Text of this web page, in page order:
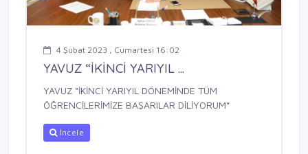
4 Şubat 2023 , Cumartesi 16:02
YAVUZ “İKİNCİ YARIYIL ...
YAVUZ “İKİNCİ YARIYIL DÖNEMİNDE TÜM
ÖĞRENCİLERİMİZE BAŞARILAR DİLİYORUM”
İncele